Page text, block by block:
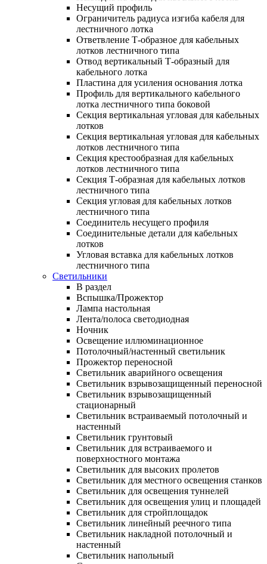
Несущий профиль
Ограничитель радиуса изгиба кабеля для
лестничного лотка
Ответвление Т-образное для кабельных
лотков лестничного типа
Отвод вертикальный Т-образный для
кабельного лотка
Пластина для усиления основания лотка
Профиль для вертикального кабельного
лотка лестничного типа боковой
Секция вертикальная угловая для кабельных
лотков
Секция вертикальная угловая для кабельных
лотков лестничного типа
Секция крестообразная для кабельных
лотков лестничного типа
Секция Т-образная для кабельных лотков
лестничного типа
Секция угловая для кабельных лотков
лестничного типа
Соединитель несущего профиля
Соединительные детали для кабельных
лотков
Угловая вставка для кабельных лотков
лестничного типа
Светильники
В раздел
Вспышка/Прожектор
Лампа настольная
Лента/полоса светодиодная
Ночник
Освещение иллюминационное
Потолочный/настенный светильник
Прожектор переносной
Светильник аварийного освещения
Светильник взрывозащищенный переносной
Светильник взрывозащищенный
стационарный
Светильник встраиваемый потолочный и
настенный
Светильник грунтовый
Светильник для встраиваемого и
поверхностного монтажа
Светильник для высоких пролетов
Светильник для местного освещения станков
Светильник для освещения туннелей
Светильник для освещения улиц и площадей
Светильник для стройплощадок
Светильник линейный реечного типа
Светильник накладной потолочный и
настенный
Светильник напольный